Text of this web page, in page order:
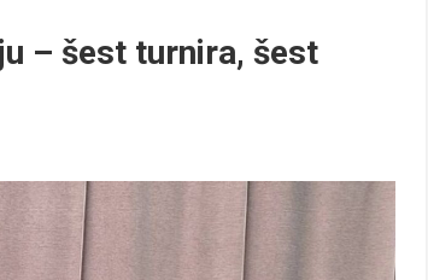
– šest turnira, šest